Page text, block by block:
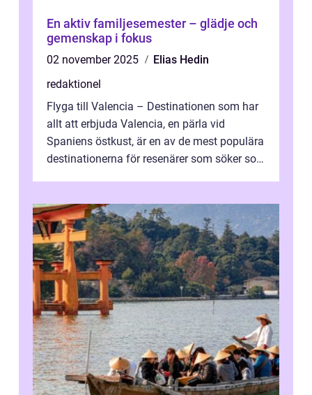
En aktiv familjesemester – glädje och
gemenskap i fokus
02 november 2025
Elias Hedin
redaktionel
Flyga till Valencia – Destinationen som har
allt att erbjuda Valencia, en pärla vid
Spaniens östkust, är en av de mest populära
destinationerna för resenärer som söker sol,